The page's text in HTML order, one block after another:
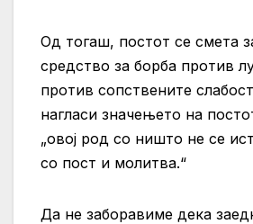
Од тогаш, постот се смета
средство за борба против
против сопствените
нагласи значењето на
„овој род со ништо не се
со пост и молитва.“
Да не заборавиме дека